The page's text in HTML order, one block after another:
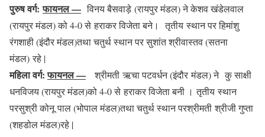
पुरुष वर्ग:फायनल — विनय बैसवाड़े (रायपुर मंडल) ने केशव खंडेलवाल
(रायपुर मंडल) को 4-0 से हराकर विजेता बने। तृतीय स्थान पर हिमांशु
रंगशाही (इंदौर मंडल)तथा चतुर्थ स्थान पर सुशांत श्रीवास्तव (सतना
मंडल) रहे |
महिला वर्ग: फायनल —
श्रीमती ऋचा पटवर्धन (इंदौर मंडल) ने कु साक्षी
धनविजय (रायपुर मंडल)को 4-0 से हराकर विजेता बनी । तृतीय स्थान
परसुश्री कोनू पाल (भोपाल मंडल)तथा चतुर्थ स्थान परश्रीमती श्रीजी गुप्ता
(शहडोल मंडल)रहे |